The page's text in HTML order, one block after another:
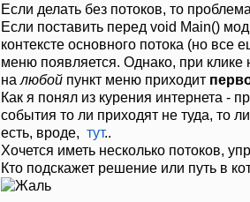
Если делать без потоков, то
Если поставить перед void Main()
контексте основного потока (но все
меню появляется. Однако, при
на любой пункт меню приходит
Как я понял из курения интернета -
события то ли приходят не туда, то
есть, вроде, тут..
Хочется иметь несколько потоков,
Кто подскажет решение или путь в